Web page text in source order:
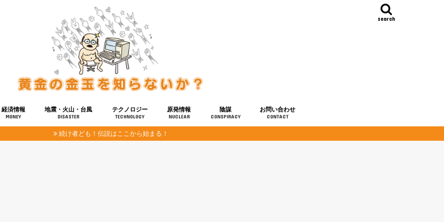
search
経済情報
MONEY
地震・火山・台風
DISASTER
テクノロジー
TECHNOLOGY
健康
宇宙
原発情報
NUCLEAR
陰謀
CONSPIRACY
お問い合わせ
CONTACT
続け者ども！伝説はここから始まる！